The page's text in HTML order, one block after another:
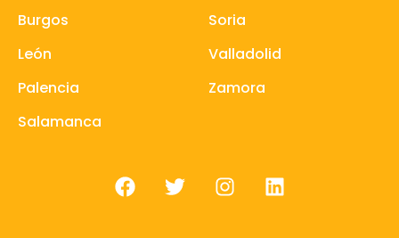
Burgos
León
Palencia
Salamanca
Soria
Valladolid
Zamora